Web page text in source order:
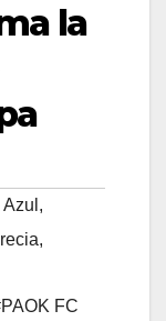
la
,
,
FC